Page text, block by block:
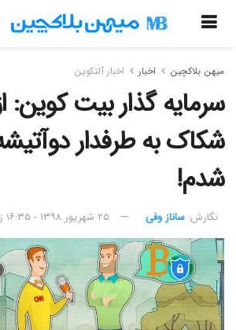
میهن بلاکچین اخبار اخبار آلتکوین
سرمایه گذار بیت کوین:
شکاک به طرفدار
شدم!
نگارش:‌ ساناز وفی ۲۵ شهریور ۱۳۹۸ - ۱۶:۳۵